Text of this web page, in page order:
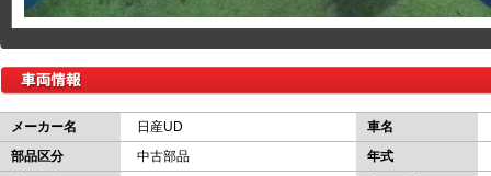
メーカー名 日産UD
車名
部品区分
中古部品
年式